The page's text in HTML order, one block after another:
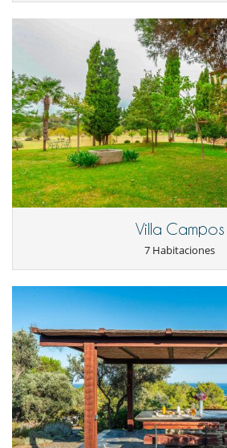
Villa Campos
7 Habitaciones